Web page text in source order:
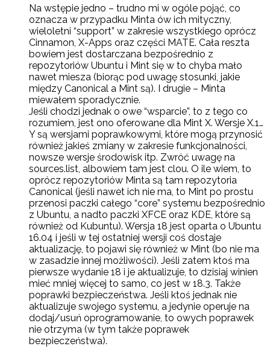
Na wstępie jedno – trudno mi w ogóle pojąć, co
oznacza w przypadku Minta ów ich mityczny,
wieloletni “support” w zakresie wszystkiego oprócz
Cinnamon, X-Apps oraz części MATE. Cała reszta
bowiem jest dostarczana bezpośrednio z
repozytoriów Ubuntu i Mint się w to chyba mało
nawet miesza (biorąc pod uwagę stosunki, jakie
między Canonical a Mint są). I drugie – Minta
miewałem sporadycznie.
Jeśli chodzi jednak o owe “wsparcie”, to z tego co
rozumiem, jest ono oferowane dla Mint X. Wersje X.1…
Y są wersjami poprawkowymi, które mogą przynosić
również jakieś zmiany w zakresie funkcjonalności,
nowsze wersje środowisk itp. Zwróć uwagę na
sources.list, albowiem tam jest clou. O ile wiem, to
oprócz repozytoriów Minta są tam repozytoria
Canonical (jeśli nawet ich nie ma, to Mint po prostu
przenosi paczki całego “core” systemu bezpośrednio
z Ubuntu, a nadto paczki XFCE oraz KDE, które są
również od Kubuntu). Wersja 18 jest oparta o Ubuntu
16.04 i jeśli w tej ostatniej wersji coś dostaje
aktualizację, to pojawi się również w Mint (bo nie ma
w zasadzie innej możliwości). Jeśli zatem ktoś ma
pierwsze wydanie 18 i je aktualizuje, to dzisiaj winien
mieć mniej więcej to samo, co jest w 18.3. Także
poprawki bezpieczeństwa. Jeśli ktoś jednak nie
aktualizuje swojego systemu, a jedynie operuje na
dodaj/usuń oprogramowanie, to owych poprawek
nie otrzyma (w tym także poprawek
bezpieczeństwa).